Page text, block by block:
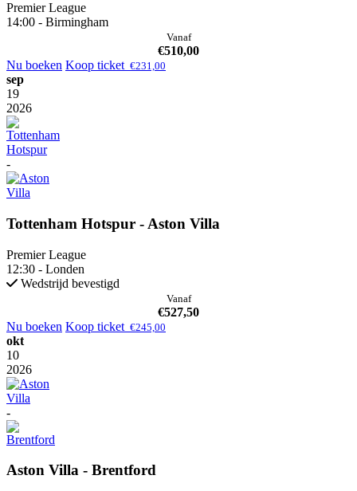
Premier League
14:00 - Birmingham
Vanaf
€510,00
Nu boeken Koop ticket €231,00
sep
19
2026
-
Tottenham Hotspur - Aston Villa
Premier League
12:30 - Londen
Wedstrijd bevestigd
Vanaf
€527,50
Nu boeken Koop ticket €245,00
okt
10
2026
-
Aston Villa - Brentford